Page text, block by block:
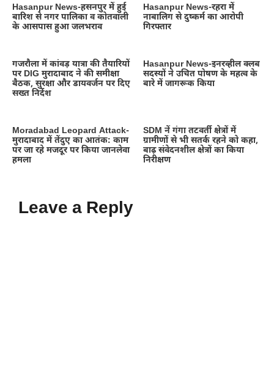
Hasanpur News-हसनपुर में हुई
बारिश से नगर पालिका व कोतवाली
के आसपास हुआ जलभराव
Hasanpur News-रहरा में
नाबालिग से दुष्कर्म का आरोपी
गिरफ्तार
गजरौला में कांवड़ यात्रा की तैयारियों
पर DIG मुरादाबाद ने की समीक्षा
बैठक, सुरक्षा और डायवर्जन पर दिए
सख्त निर्देश
Hasanpur News-इनरव्हील क्लब
सदस्यों ने उचित पोषण के महत्व के
बारे में जागरूक किया
Moradabad Leopard Attack-
मुरादाबाद में तेंदुए का आतंक: काम
पर जा रहे मजदूर पर किया जानलेवा
हमला
SDM नें गंगा तटवर्ती क्षेत्रों में
ग्रामीणों से भी सतर्क रहने को कहा,
बाढ़ संवेदनशील क्षेत्रों का किया
निरीक्षण
Leave a Reply